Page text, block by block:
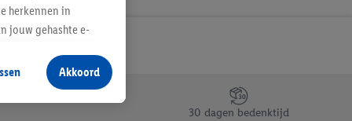
30 dagen bedenktijd
herkennen in
jouw gehashte e-
producten waarin je
te plaatsen
Akkoord